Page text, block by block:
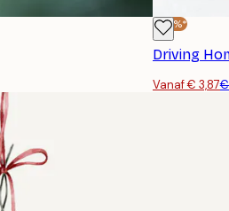
-40%*
Driving
Vanaf € 3,87